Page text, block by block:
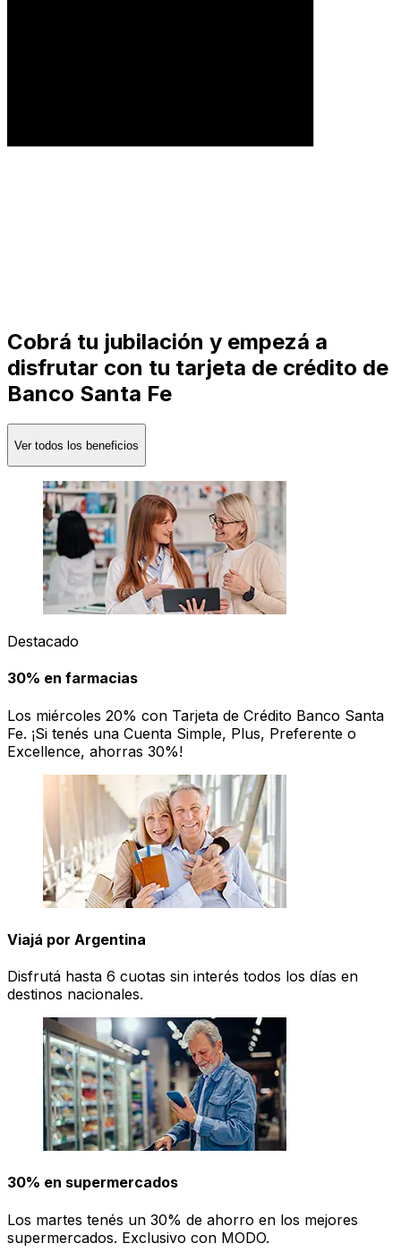
Cobrá tu jubilación y empezá a
disfrutar con tu tarjeta de crédito de
Banco Santa Fe
Ver todos los beneficios
Destacado
30% en farmacias
Los miércoles 20% con Tarjeta de Crédito Banco Santa
Fe. ¡Si tenés una Cuenta Simple, Plus, Preferente o
Excellence, ahorras 30%!
Viajá por Argentina
Disfrutá hasta 6 cuotas sin interés todos los días en
destinos nacionales.
30% en supermercados
Los martes tenés un 30% de ahorro en los mejores
supermercados. Exclusivo con MODO.